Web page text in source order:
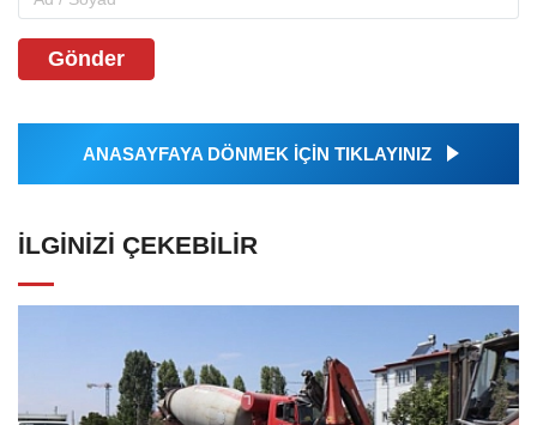
Gönder
ANASAYFAYA DÖNMEK İÇİN TIKLAYINIZ
İLGINIZI ÇEKEBILIR